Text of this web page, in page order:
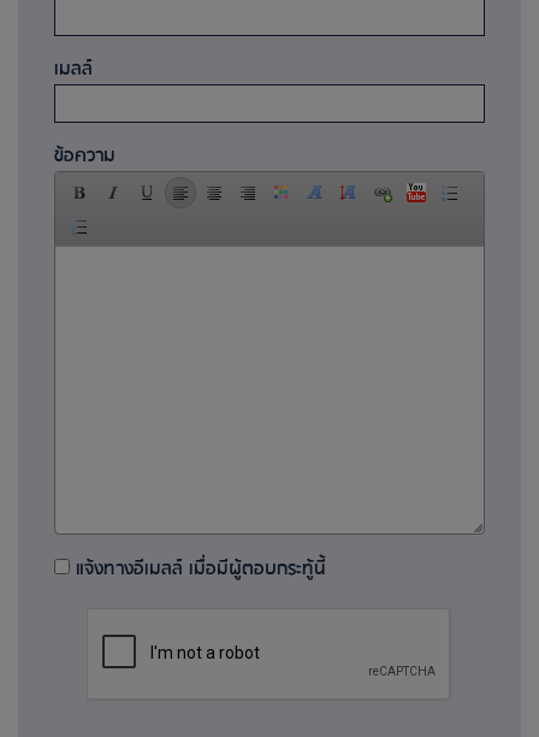
เมลล์
ข้อความ
แจ้งทางอีเมลล์ เมื่อมีผู้ตอบกระทู้นี้